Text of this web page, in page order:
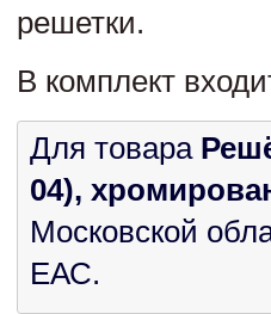
решетки.
В комплект
Для товара
04),
Московской
ЕАС.